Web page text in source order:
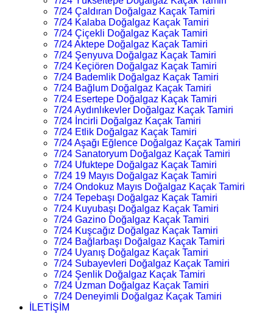
7/24 Çaldıran Doğalgaz Kaçak Tamiri
7/24 Kalaba Doğalgaz Kaçak Tamiri
7/24 Çiçekli Doğalgaz Kaçak Tamiri
7/24 Aktepe Doğalgaz Kaçak Tamiri
7/24 Şenyuva Doğalgaz Kaçak Tamiri
7/24 Keçiören Doğalgaz Kaçak Tamiri
7/24 Bademlik Doğalgaz Kaçak Tamiri
7/24 Bağlum Doğalgaz Kaçak Tamiri
7/24 Esertepe Doğalgaz Kaçak Tamiri
7/24 Aydınlıkevler Doğalgaz Kaçak Tamiri
7/24 İncirli Doğalgaz Kaçak Tamiri
7/24 Etlik Doğalgaz Kaçak Tamiri
7/24 Aşağı Eğlence Doğalgaz Kaçak Tamiri
7/24 Sanatoryum Doğalgaz Kaçak Tamiri
7/24 Ufuktepe Doğalgaz Kaçak Tamiri
7/24 19 Mayıs Doğalgaz Kaçak Tamiri
7/24 Ondokuz Mayıs Doğalgaz Kaçak Tamiri
7/24 Tepebaşı Doğalgaz Kaçak Tamiri
7/24 Kuyubaşı Doğalgaz Kaçak Tamiri
7/24 Gazino Doğalgaz Kaçak Tamiri
7/24 Kuşcağız Doğalgaz Kaçak Tamiri
7/24 Bağlarbaşı Doğalgaz Kaçak Tamiri
7/24 Uyanış Doğalgaz Kaçak Tamiri
7/24 Subayevleri Doğalgaz Kaçak Tamiri
7/24 Şenlik Doğalgaz Kaçak Tamiri
7/24 Uzman Doğalgaz Kaçak Tamiri
7/24 Deneyimli Doğalgaz Kaçak Tamiri
İLETİŞİM